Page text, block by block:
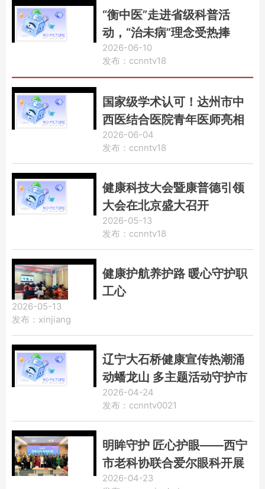
“衡中医”走进省级科普活
动，“治未病”理念受热捧
2026-06-10
发布：ccnntv18
国家级学术认可！达州市中
西医结合医院青年医师亮相
全国影像学术会议
2026-06-04
发布：ccnntv18
健康科技大会暨康普德引领
大会在北京盛大召开
2026-05-13
发布：ccnntv18
健康护航养护路 暖心守护职
工心
2026-05-13
发布：xinjiang
辽宁大石桥健康宣传热潮涌
动蟠龙山 多主题活动守护市
民健康
2026-04-24
发布：ccnntv0021
明眸守护 匠心护眼——西宁
市老科协联合爱尔眼科开展
劳模工匠眼健康公益活动
2026-04-23